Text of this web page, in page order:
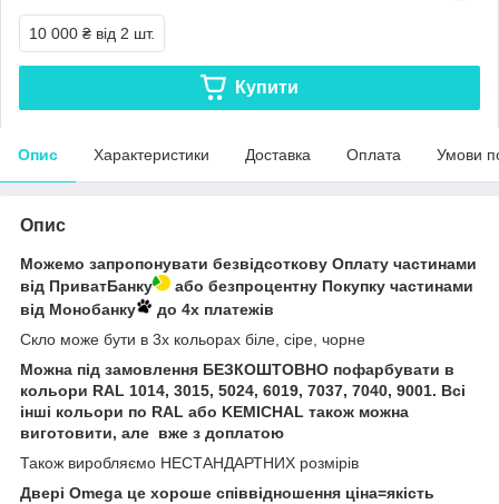
10 000 ₴ від 2 шт.
Купити
Опис Характеристики Доставка Оплата Умови
Опис
Можемо запропонувати безвідсоткову Оплату частинами
від ПриватБанку
або безпроцентну Покупку частинами
від Монобанку
до 4х платежів
Скло може бути в 3х кольорах біле, сіре, чорне
Можна під замовлення БЕЗКОШТОВНО пофарбувати в
кольори RAL 1014, 3015, 5024, 6019, 7037, 7040, 9001. Всі
інші кольори по RAL або KEMICHAL також можна
виготовити, але вже з доплатою
Також виробляємо НЕСТАНДАРТНИХ розмірів
Двері Omega це хороше співвідношення ціна=якість